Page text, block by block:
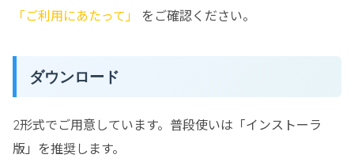
「ご利用にあたって」
をご確認ください。
ダウンロード
2形式でご用意しています。普段使いは「インストーラ
版」を推奨します。